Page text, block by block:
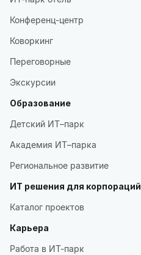
Конференц-центр
Коворкинг
Переговорные
Экскурсии
Образование
Детский ИТ–парк
Академия ИТ–парка
Региональное развитие
ИТ решения для корпораций
Каталог проектов
Карьера
Работа в ИТ-парк